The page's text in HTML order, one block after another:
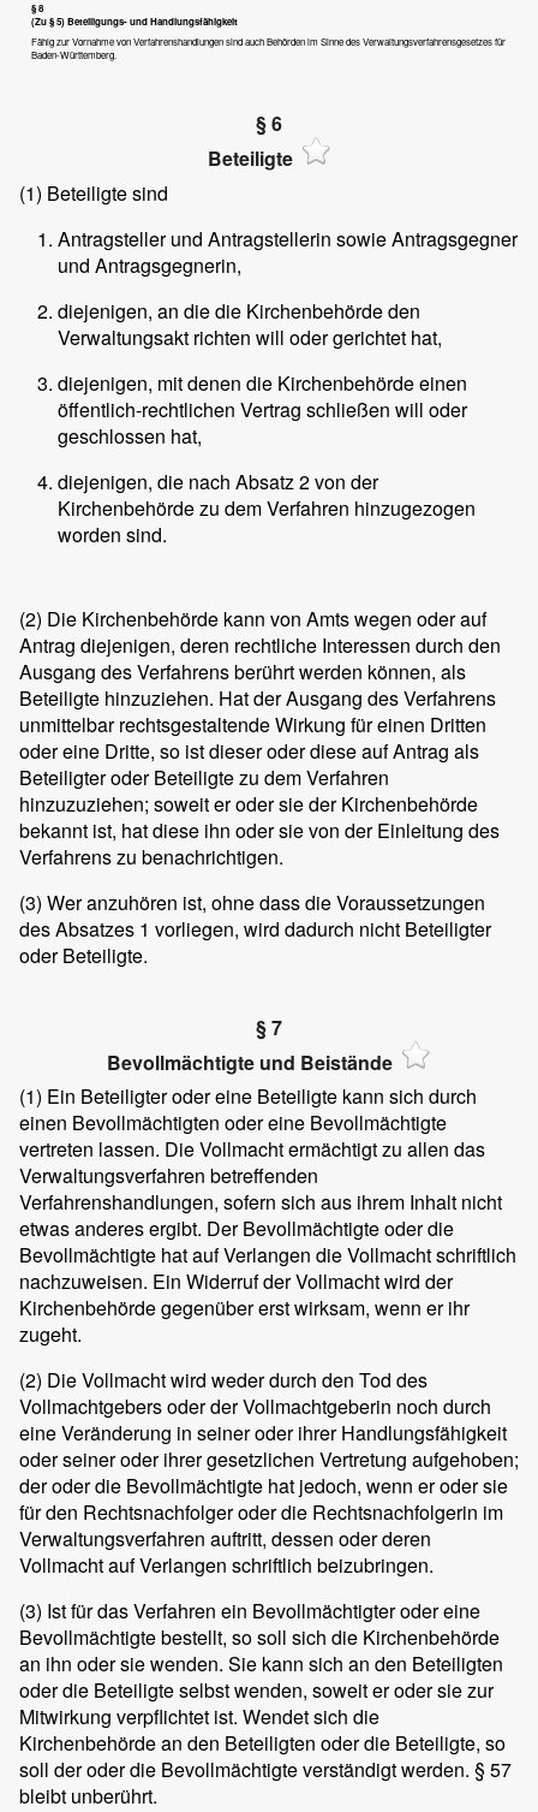
§ 8
(Zu § 5) Beteiligungs- und Handlungsfähigkeit
Fähig zur Vornahme von Verfahrenshandlungen sind auch Behörden im Sinne des Verwaltungsverfahrensgesetzes für
Baden-Württemberg.
§ 6
Beteiligte
(1) Beteiligte sind
Antragsteller und Antragstellerin sowie Antragsgegner
und Antragsgegnerin,
diejenigen, an die die Kirchenbehörde den
Verwaltungsakt richten will oder gerichtet hat,
diejenigen, mit denen die Kirchenbehörde einen
öffentlich-rechtlichen Vertrag schließen will oder
geschlossen hat,
diejenigen, die nach Absatz 2 von der
Kirchenbehörde zu dem Verfahren hinzugezogen
worden sind.
(2) Die Kirchenbehörde kann von Amts wegen oder auf
Antrag diejenigen, deren rechtliche Interessen durch den
Ausgang des Verfahrens berührt werden können, als
Beteiligte hinzuziehen. Hat der Ausgang des Verfahrens
unmittelbar rechtsgestaltende Wirkung für einen Dritten
oder eine Dritte, so ist dieser oder diese auf Antrag als
Beteiligter oder Beteiligte zu dem Verfahren
hinzuzuziehen; soweit er oder sie der Kirchenbehörde
bekannt ist, hat diese ihn oder sie von der Einleitung des
Verfahrens zu benachrichtigen.
(3) Wer anzuhören ist, ohne dass die Voraussetzungen
des Absatzes 1 vorliegen, wird dadurch nicht Beteiligter
oder Beteiligte.
§ 7
Bevollmächtigte und Beistände
(1) Ein Beteiligter oder eine Beteiligte kann sich durch
einen Bevollmächtigten oder eine Bevollmächtigte
vertreten lassen. Die Vollmacht ermächtigt zu allen das
Verwaltungsverfahren betreffenden
Verfahrenshandlungen, sofern sich aus ihrem Inhalt nicht
etwas anderes ergibt. Der Bevollmächtigte oder die
Bevollmächtigte hat auf Verlangen die Vollmacht schriftlich
nachzuweisen. Ein Widerruf der Vollmacht wird der
Kirchenbehörde gegenüber erst wirksam, wenn er ihr
zugeht.
(2) Die Vollmacht wird weder durch den Tod des
Vollmachtgebers oder der Vollmachtgeberin noch durch
eine Veränderung in seiner oder ihrer Handlungsfähigkeit
oder seiner oder ihrer gesetzlichen Vertretung aufgehoben;
der oder die Bevollmächtigte hat jedoch, wenn er oder sie
für den Rechtsnachfolger oder die Rechtsnachfolgerin im
Verwaltungsverfahren auftritt, dessen oder deren
Vollmacht auf Verlangen schriftlich beizubringen.
(3) Ist für das Verfahren ein Bevollmächtigter oder eine
Bevollmächtigte bestellt, so soll sich die Kirchenbehörde
an ihn oder sie wenden. Sie kann sich an den Beteiligten
oder die Beteiligte selbst wenden, soweit er oder sie zur
Mitwirkung verpflichtet ist. Wendet sich die
Kirchenbehörde an den Beteiligten oder die Beteiligte, so
soll der oder die Bevollmächtigte verständigt werden. § 57
bleibt unberührt.